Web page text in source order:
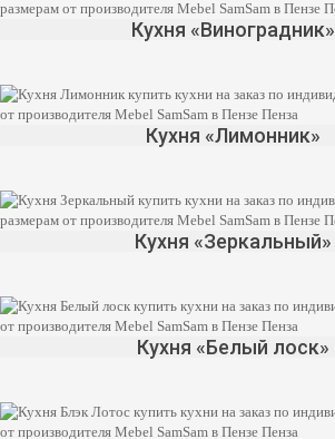
Кухня «Виноградник»
Кухня «Лимонник»
Кухня «Зеркальный»
Кухня «Белый лоск»